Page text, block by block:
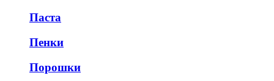
Паста
Пенки
Порошки